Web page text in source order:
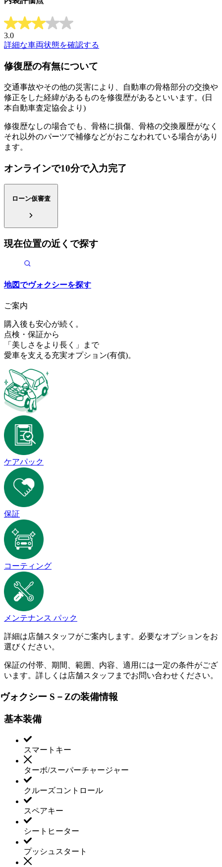
3.0
詳細な車両状態を確認する
修復歴の有無について
交通事故やその他の災害により、自動車の骨格部分の交換や
修正をした経緯があるものを修復歴があるといいます。(日
本自動車査定協会より)
修復歴なしの場合でも、骨格に損傷、骨格の交換履歴がなく
それ以外のパーツで補修などがおこなわれている場合があり
ます。
オンラインで10分で入力完了
ローン仮審査
現在位置の近くで探す
地図でヴォクシーを探す
ご案内
購入後も安心が続く。
点検・保証から
「美しさをより長く」まで
愛車を支える充実オプション(有償)。
ケアパック
保証
コーティング
メンテナンス パック
詳細は店舗スタッフがご案内します。必要なオプションをお
選びください。
保証の付帯、期間、範囲、内容、適用には一定の条件がござ
います。詳しくは店舗スタッフまでお問い合わせください。
ヴォクシー S－Zの装備情報
基本装備
スマートキー
ターボ/スーパーチャージャー
クルーズコントロール
スペアキー
シートヒーター
プッシュスタート